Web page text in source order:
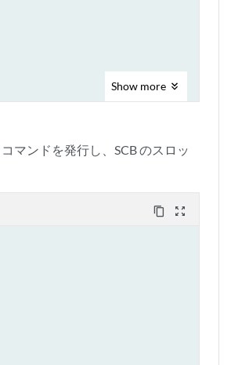
Show more
コマンドを発行し、SCB のスロッ
content_copy zoom_out_map